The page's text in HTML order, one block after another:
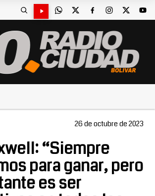
26 de octubre de 2023
“Siempre
para ganar, pero
es ser